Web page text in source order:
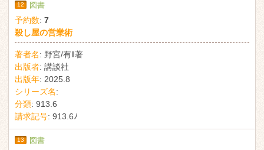
12 図書
予約数: 7
殺し屋の営業術
著者名: 野宮/有‖著
出版者: 講談社
出版年: 2025.8
シリーズ名:
分類: 913.6
請求記号: 913.6ﾉ
13 図書